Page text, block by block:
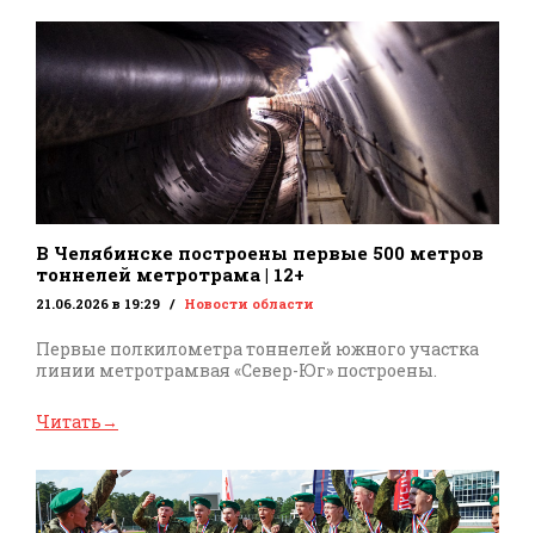
В Челябинске построены первые 500 метров
тоннелей метротрама | 12+
21.06.2026 в 19:29 Новости области
Первые полкилометра тоннелей южного участка
линии метротрамвая «Север-Юг» построены.
Читать→